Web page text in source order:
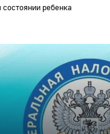
ребенка